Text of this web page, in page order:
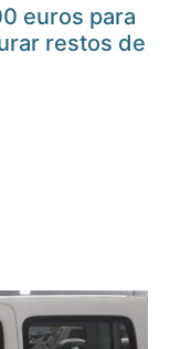
euros para
restos de